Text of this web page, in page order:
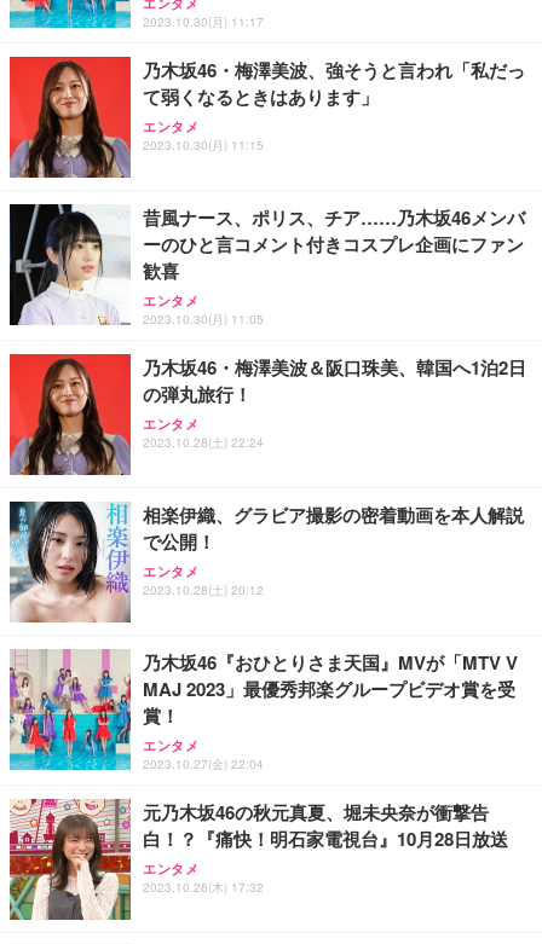
能 人間工学 椅子 腰サポート 90度跳ね上げ式アーム
レスト 3Dヘッドレスト ハンガー付き 高反発クッシ
務用 おしゃれ パソコンチェア (ブラック)
Sezlife オフィスチェア デスクチェア 疲れない テレ
ワーク チェア 強化バックレスト 30度ロッキング機
能 人間工学 椅子 腰サポート 90度跳ね上げ式アーム
務用 おしゃれ パソコンチェア (ホワイト)
ANDWINT オフィスチェア デスクチェア 肘なし メ
ッシュ 通気性 ランバーサポート付き 腰サポート ガ
ス圧無段階昇降 360度回転 キャスター付き コンパク
ト 幅52×奥行58.5×高さ84～96cm テレワーク 在宅
￥4,139
￥49,979
【整備済み品】Dell E2724HS 27インチ 液晶モニタ
ー フルHD（1920×1080）VA 非光沢 HDMI/DisplayP
ort/VGA スピーカー内蔵 高さ調整 スイベル VESA対
【MiniLED/24.5inch/280Hz/FHD】GRAPHT THE S
HOOTER Gaming Monitor 24” Essential ゲーミン
グモニター QD 24.5インチ 1ms FHD 量子ドット 残
像低減 (3年保証 | 輝点保証 | 日本メーカー)
￥34,980
￥1,800
Smart Basic(スマートベーシック) 【Amazon.co.jp
限定】 Smart Basic アイリスオーヤマ ペットシーツ
超厚型 お徳用 ワイド 100枚入 (x 1) (ケース販売)
アイリスオーヤマ ペットシーツ 超厚型 お徳用 レギ
ュラー 200枚入【Amazon.co.jp限定】
￥3,731
2023.10.30(月) 11:17
乃木坂46・梅澤美波、強そうと言われ「私だっ
て弱くなるときはあります」
エンタメ
2023.10.30(月) 11:15
昔風ナース、ポリス、チア……乃木坂46メンバ
ーのひと言コメント付きコスプレ企画にファン
歓喜
エンタメ
2023.10.30(月) 11:05
乃木坂46・梅澤美波＆阪口珠美、韓国へ1泊2日
の弾丸旅行！
エンタメ
2023.10.28(土) 22:24
相楽伊織、グラビア撮影の密着動画を本人解説
で公開！
エンタメ
2023.10.28(土) 20:12
乃木坂46『おひとりさま天国』MVが「MTV V
MAJ 2023」最優秀邦楽グループビデオ賞を受
賞！
エンタメ
2023.10.27(金) 22:04
元乃木坂46の秋元真夏、堀未央奈が衝撃告
白！？『痛快！明石家電視台』10月28日放送
エンタメ
2023.10.26(木) 17:32